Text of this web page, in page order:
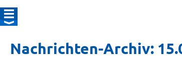
Nachrichten-Archiv: